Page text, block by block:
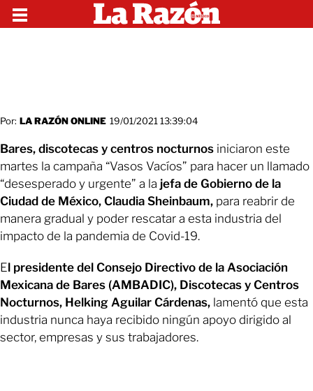
Por: LA RAZÓN ONLINE 19/01/2021 13:39:04
Bares, discotecas y centros nocturnos iniciaron este
martes la campaña “Vasos Vacíos” para hacer un llamado
“desesperado y urgente” a la jefa de Gobierno de la
Ciudad de México, Claudia Sheinbaum, para reabrir de
manera gradual y poder rescatar a esta industria del
impacto de la pandemia de Covid-19.
El presidente del Consejo Directivo de la Asociación
Mexicana de Bares (AMBADIC), Discotecas y Centros
Nocturnos, Helking Aguilar Cárdenas, lamentó que esta
industria nunca haya recibido ningún apoyo dirigido al
sector, empresas y sus trabajadores.